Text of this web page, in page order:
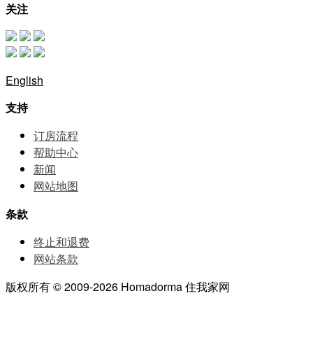
关注
English
支持
订房流程
帮助中⼼
新闻
网站地图
条款
终止和退费
网站条款
版权所有 © 2009-2026 Homadorma 住我家网